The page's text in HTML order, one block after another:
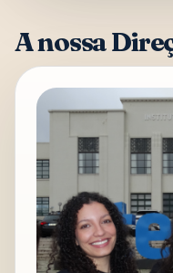
A nossa